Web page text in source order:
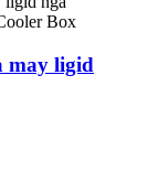
may ligid